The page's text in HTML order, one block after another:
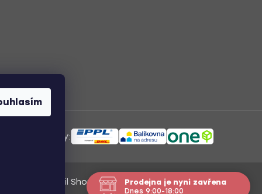
dopravy:
Vytvořil Shoptet/Nakódoval Pavel Kuneš
Prodejna je nyní zavřena
Dnes 9:00-18:00